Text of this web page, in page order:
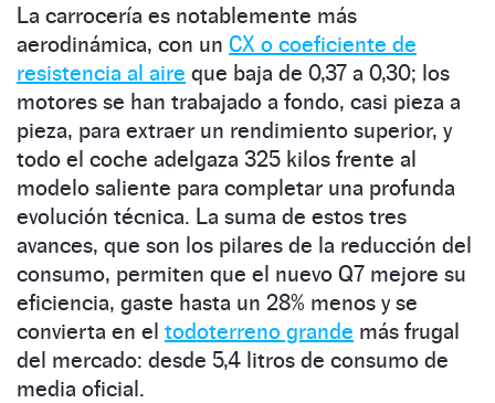
La carrocería es notablemente más
aerodinámica, con un CX o coeficiente de
resistencia al aire que baja de 0,37 a 0,30; los
motores se han trabajado a fondo, casi pieza a
pieza, para extraer un rendimiento superior, y
todo el coche adelgaza 325 kilos frente al
modelo saliente para completar una profunda
evolución técnica. La suma de estos tres
avances, que son los pilares de la reducción del
consumo, permiten que el nuevo Q7 mejore su
eficiencia, gaste hasta un 28% menos y se
convierta en el todoterreno grande más frugal
del mercado: desde 5,4 litros de consumo de
media oficial.